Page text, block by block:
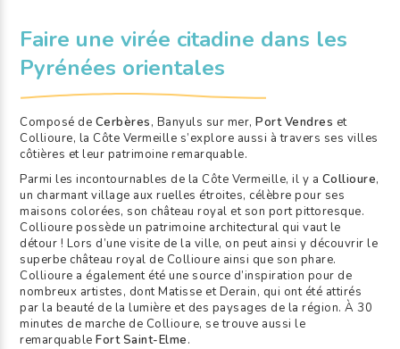
Faire une virée citadine dans les
Pyrénées orientales
Composé de Cerbères, Banyuls sur mer,Port Vendres et
Collioure, la Côte Vermeille s’explore aussi à travers ses villes
côtières et leur patrimoine remarquable.
Parmi les incontournables de la Côte Vermeille, il y a Collioure,
un charmant village aux ruelles étroites, célèbre pour ses
maisons colorées, son château royal et son port pittoresque.
Collioure possède un patrimoine architectural qui vaut le
détour ! Lors d’une visite de la ville, on peut ainsi y découvrir le
superbe château royal de Collioure ainsi que son phare.
Collioure a également été une source d’inspiration pour de
nombreux artistes, dont Matisse et Derain, qui ont été attirés
par la beauté de la lumière et des paysages de la région. À 30
minutes de marche de Collioure, se trouve aussi le
remarquableFort Saint-Elme.